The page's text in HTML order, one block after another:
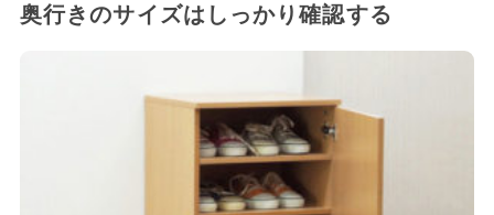
奥行きのサイズはしっかり確認する